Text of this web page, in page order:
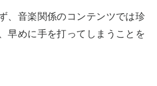
、音楽関係のコンテンツでは珍
早めに手を打ってしまうことを